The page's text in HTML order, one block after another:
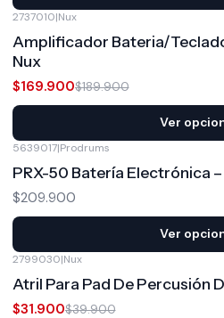
2737010|Nux
Amplificador Bateria/
Nux
$169.900$189.900
Ver
5639017|Prodrums
PRX-50 Batería Electrónica
$209.900
Ver
2799030|Nux
Atril Para Pad De Percusión
$31.900$39.900